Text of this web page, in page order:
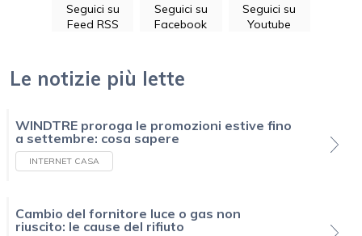
Seguici su
Feed RSS
Seguici su
Facebook
Seguici su
Youtube
Le notizie più lette
WINDTRE proroga le promozioni estive fino
a settembre: cosa sapere
INTERNET CASA
Cambio del fornitore luce o gas non
riuscito: le cause del rifiuto